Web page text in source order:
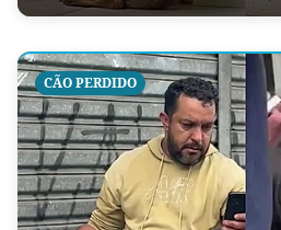
CÃO PERDIDO